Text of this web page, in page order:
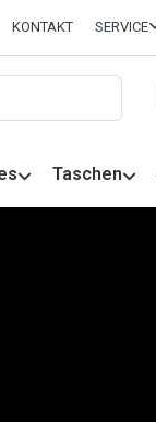
KONTAKT SERVICE
Taschen